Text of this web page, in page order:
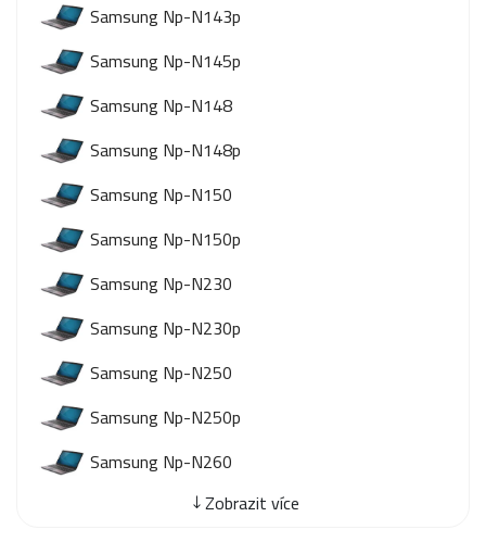
Samsung Np-N143p
Samsung Np-N145p
Samsung Np-N148
Samsung Np-N148p
Samsung Np-N150
Samsung Np-N150p
Samsung Np-N230
Samsung Np-N230p
Samsung Np-N250
Samsung Np-N250p
Samsung Np-N260
Zobrazit více